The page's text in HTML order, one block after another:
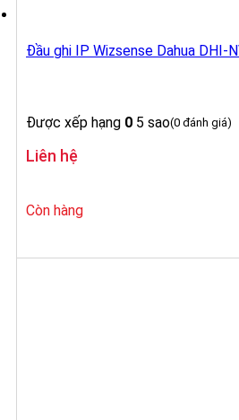
Đầu ghi IP Wizsense Dahua DHI-
Được xếp hạng 0 5 sao(0 đánh giá)
Liên hệ
Còn hàng